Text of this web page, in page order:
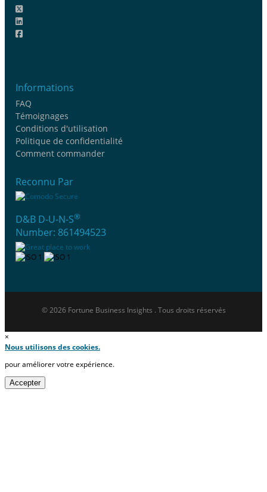
Informations
FAQ
Témoignages
Conditions d'utilisation
Politique de confidentialité
Comment commander
Reconnu Par
D&B D-U-N-S®
Number: 861494523
© 2026 Fortune Business Insights . Tous droits réservés
×
Nous utilisons des cookies.
pour améliorer votre expérience.
Accepter